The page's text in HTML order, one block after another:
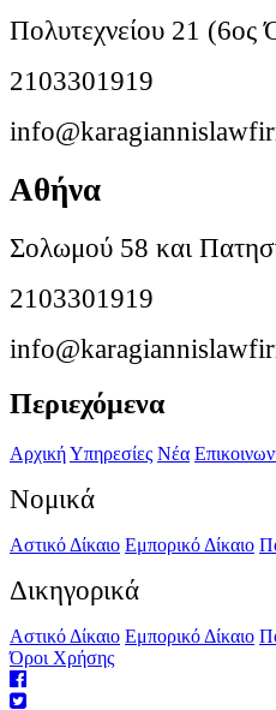
Πολυτεχνείου 21 (6ος
2103301919
Αθήνα
Σολωμού 58 και
2103301919
Περιεχόμενα
ΑρχικήΥπηρεσίες Νέα
Νομικά
Αστικό Δίκαιο Εμπορικό Δίκαιο
Δικηγορικά
Αστικό Δίκαιο Εμπορικό Δίκαιο
Όροι Χρήσης